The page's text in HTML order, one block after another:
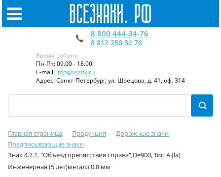
8 800 444-34-76
8 812 250 34 76
Время работы:
Пн-Пт: 09.00 - 18.00
E-mail: info@vsznk.ru
Адрес: Санкт-Петербург, ул. Швецова, д. 41, оф. 314
Главная страница Продукция
Дорожные знаки
Предписывающие знаки
Знак 4.2.1. "Объезд препятствия справа",D=900, Тип А (la)
Инженерная (5 лет)металл 0.8 мм